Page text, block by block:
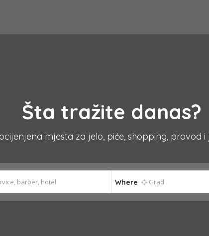
Šta tražite danas?
mjesta za jelo, piće, shopping, provod i
Where